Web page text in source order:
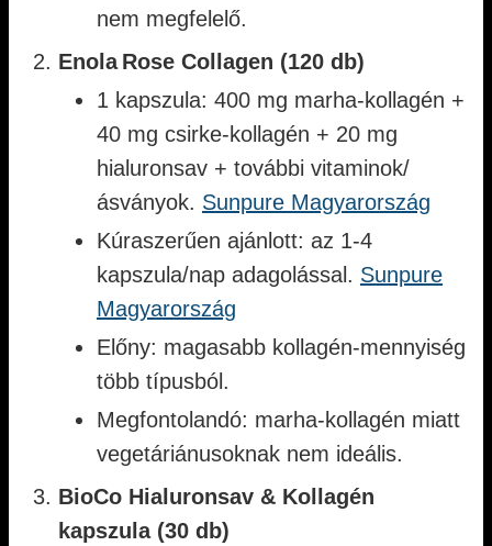
nem megfelelő.
Enola Rose Collagen (120 db)
1 kapszula: 400 mg marha-kollagén +
40 mg csirke-kollagén + 20 mg
hialuronsav + további vitaminok/
ásványok. Sunpure Magyarország
Kúraszerűen ajánlott: az 1-4
kapszula/nap adagolással. Sunpure
Magyarország
Előny: magasabb kollagén-mennyiség
több típusból.
Megfontolandó: marha-kollagén miatt
vegetáriánusoknak nem ideális.
BioCo Hialuronsav & Kollagén
kapszula (30 db)